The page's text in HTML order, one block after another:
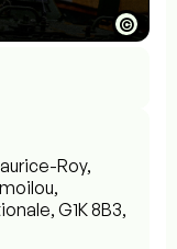
©
Roy,
G1K 8B3,